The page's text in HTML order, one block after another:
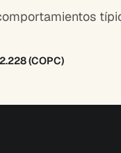
(COPC)